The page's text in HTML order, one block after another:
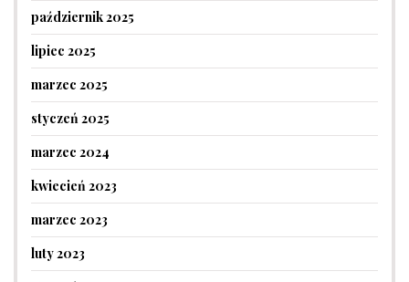
październik 2025
lipiec 2025
marzec 2025
styczeń 2025
marzec 2024
kwiecień 2023
marzec 2023
luty 2023